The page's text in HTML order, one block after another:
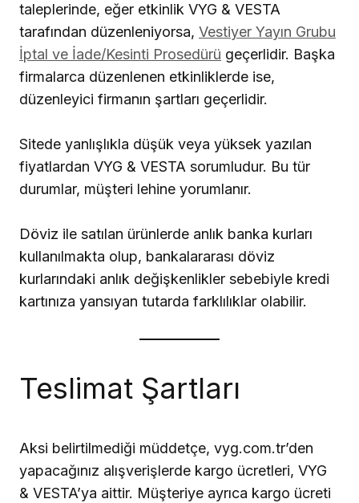
taleplerinde, eğer etkinlik VYG & VESTA
tarafından düzenleniyorsa, Vestiyer Yayın Grubu
İptal ve İade/Kesinti Prosedürü geçerlidir. Başka
firmalarca düzenlenen etkinliklerde ise,
düzenleyici firmanın şartları geçerlidir.
Sitede yanlışlıkla düşük veya yüksek yazılan
fiyatlardan VYG & VESTA sorumludur. Bu tür
durumlar, müşteri lehine yorumlanır.
Döviz ile satılan ürünlerde anlık banka kurları
kullanılmakta olup, bankalararası döviz
kurlarındaki anlık değişkenlikler sebebiyle kredi
kartınıza yansıyan tutarda farklılıklar olabilir.
Teslimat Şartları
Aksi belirtilmediği müddetçe, vyg.com.tr’den
yapacağınız alışverişlerde kargo ücretleri, VYG
& VESTA’ya aittir. Müşteriye ayrıca kargo ücreti